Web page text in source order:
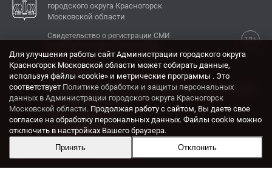
городского округа Красногорск
Московской области
12+
Свидетельство о регистрации СМИ
КОНТАКТЫ
Адрес: 143404, Московская область, г. Красногорск,
ул. Ленина, дом 4.
Электронная почта:
krasrn@mosreg.ru
Разработка и поддержка сайта ADN
Для улучшения работы сайт Администрации городского округа
Красногорск Московской области может собирать данные,
используя файлы «cookie» и метрические программы . Это
соответствует Политике обработки и защиты персональных
данных в Администрации городского округа Красногорск
Московской области. Продолжая работу с сайтом, Вы даете свое
согласие на обработку персональных данных. Файлы cookie можно
отключить в настройках Вашего браузера.
Принять
Отклонить